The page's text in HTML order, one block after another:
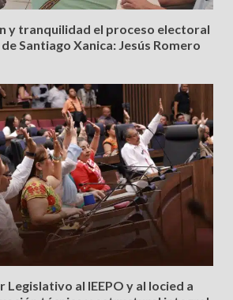
y tranquilidad el proceso electoral
Santiago Xanica: Jesús Romero
Legislativo al IEEPO y al Iocied a